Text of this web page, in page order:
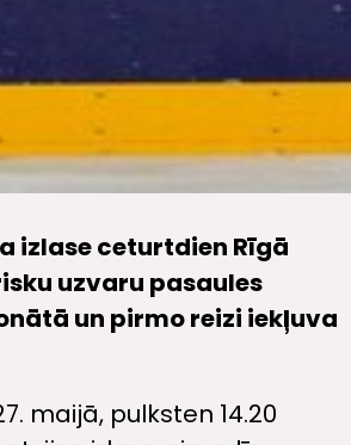
izlase ceturtdien Rīgā
uzvaru pasaules
un pirmo reizi iekļuva
maijā, pulksten 14.20